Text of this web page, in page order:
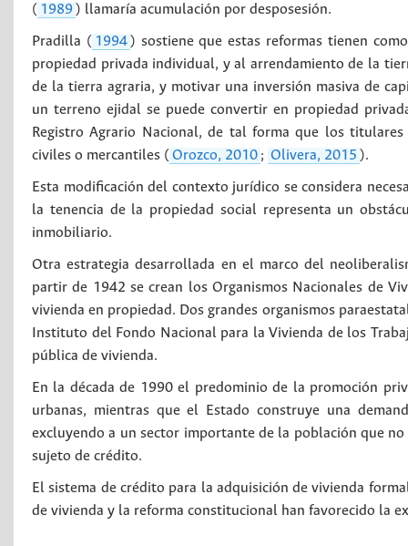
( 1989 ) llamaría acumulación por desposesión.
Pradilla ( 1994 ) sostiene que estas reformas tienen
propiedad privada individual, y al arrendamiento de la
de la tierra agraria, y motivar una inversión masiva de
un terreno ejidal se puede convertir en propiedad
Registro Agrario Nacional, de tal forma que los
civiles o mercantiles ( Orozco, 2010 ; Olivera, 2015 ).
Esta modificación del contexto jurídico se considera
la tenencia de la propiedad social representa un
inmobiliario.
Otra estrategia desarrollada en el marco del
partir de 1942 se crean los Organismos Nacionales de
vivienda en propiedad. Dos grandes organismos
Instituto del Fondo Nacional para la Vivienda de los
pública de vivienda.
En la década de 1990 el predominio de la promoción
urbanas, mientras que el Estado construye una
excluyendo a un sector importante de la población que
sujeto de crédito.
El sistema de crédito para la adquisición de vivienda
de vivienda y la reforma constitucional han favorecido la